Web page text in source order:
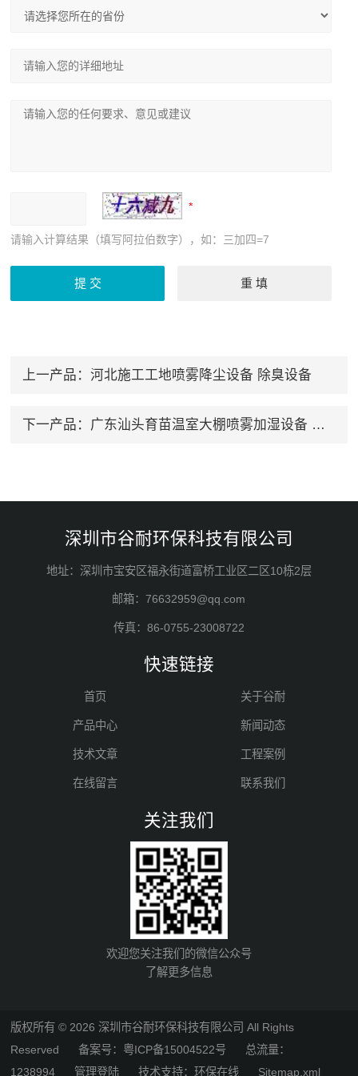
请输入计算结果（填写阿拉伯数字），如：三加四=7
上一产品： 河北施工工地喷雾降尘设备 除臭设备
下一产品： 广东汕头育苗温室大棚喷雾加湿设备 除臭设备
深圳市谷耐环保科技有限公司
地址：深圳市宝安区福永街道富桥工业区二区10栋2层
邮箱：76632959@qq.com
传真：86-0755-23008722
快速链接
首页 关于谷耐
产品中心 新闻动态
技术文章 工程案例
在线留言 联系我们
关注我们
欢迎您关注我们的微信公众号
了解更多信息
版权所有 © 2026 深圳市谷耐环保科技有限公司 All Rights
Reserved备案号：粤ICP备15004522号 总流量：
1238994 管理登陆 技术支持： 环保在线 Sitemap.xml